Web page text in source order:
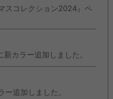
スコレクション2024』ペ
カラー追加しました。
追加しました。